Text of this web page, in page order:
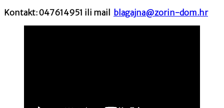
Kontakt: 047614951 ili mail blagajna@zorin-dom.hr